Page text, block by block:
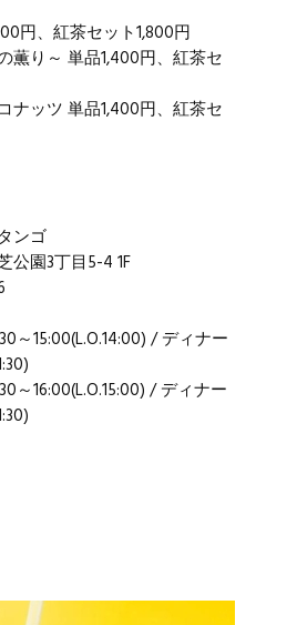
円、紅茶セット1,800円
薫り～ 単品1,400円、紅茶セ
ナッツ 単品1,400円、紅茶セ
ンゴ
公園3丁目5-4 1F
～15:00(L.O.14:00) / ディナー
～16:00(L.O.15:00) / ディナー